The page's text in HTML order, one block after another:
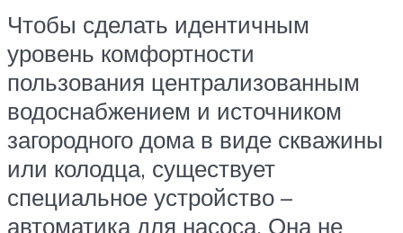
Чтобы сделать идентичным
уровень комфортности
пользования централизованным
водоснабжением и источником
загородного дома в виде скважины
или колодца, существует
специальное устройство –
автоматика для насоса. Она не